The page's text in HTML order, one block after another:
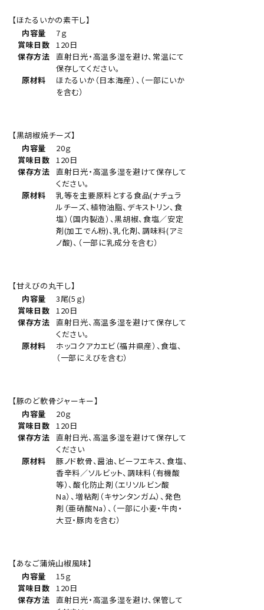
【ほたるいかの素干し】
内容量
7ｇ
賞味日数 120日
保存方法 直射日光・高温多湿を避け、常温にて
保存してください。
原材料
ほたるいか（日本海産）、（一部にいか
を含む）
【黒胡椒焼チーズ】
内容量
20ｇ
賞味日数 120日
保存方法 直射日光・高温多湿を避けて保存して
ください。
原材料
乳等を主要原料とする食品(ナチュラ
ルチーズ、植物油脂、デキストリン、食
塩）（国内製造）、黒胡椒、食塩／安定
剤(加工でん粉)、乳化剤、調味料(アミ
ノ酸)、（一部に乳成分を含む）
【甘えびの丸干し】
内容量
3尾(5ｇ)
賞味日数 120日
保存方法 直射日光、高温多湿を避けて保存して
ください。
原材料
ホッコクアカエビ（福井県産）、食塩、
（一部にえびを含む）
【豚のど軟骨ジャーキー】
内容量
20ｇ
賞味日数 120日
保存方法 直射日光、高温多湿を避けて保存して
ください
原材料
豚ノド軟骨、醤油、ビーフエキス、食塩、
香辛料／ソルビット、調味料（有機酸
等）、酸化防止剤（エリソルビン酸
Na）、増粘剤（キサンタンガム）、発色
剤（亜硝酸Na）、（一部に小麦・牛肉・
大豆・豚肉を含む）
【あなご蒲焼山椒風味】
内容量
15ｇ
賞味日数 120日
保存方法 直射日光・高温多湿を避け、保管して